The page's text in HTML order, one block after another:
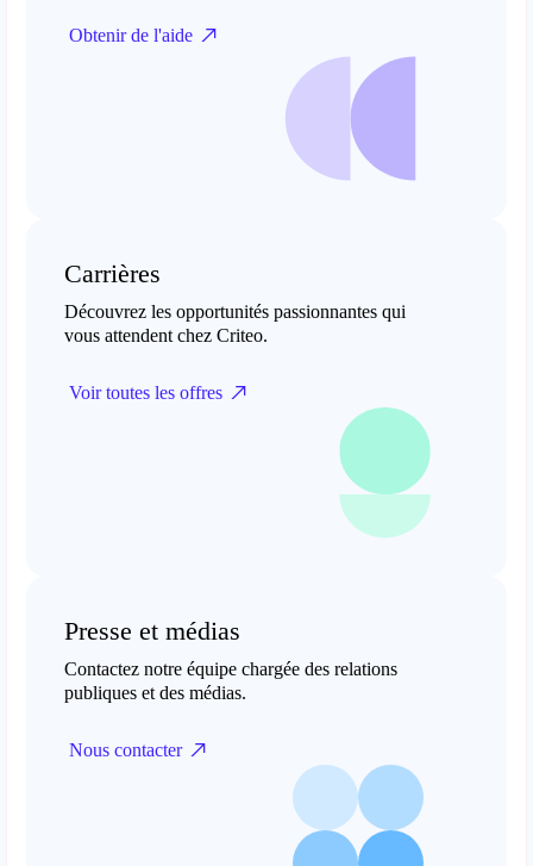
Obtenir de l'aide
Carrières
Découvrez les opportunités passionnantes qui
vous attendent chez Criteo.
Voir toutes les offres
Presse et médias
Contactez notre équipe chargée des relations
publiques et des médias.
Nous contacter